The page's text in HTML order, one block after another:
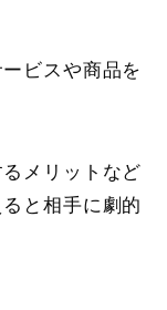
ビスや商品を
メリットなど
と相手に劇的